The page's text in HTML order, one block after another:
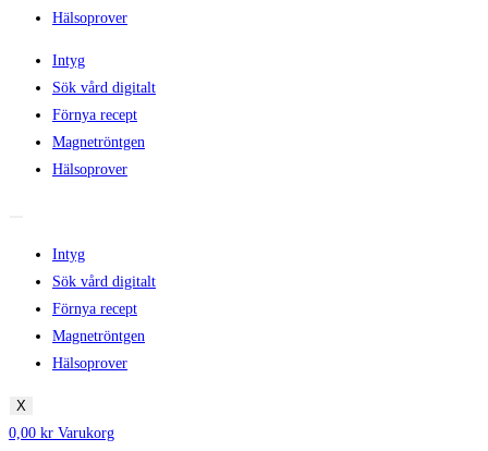
Hälsoprover
Intyg
Sök vård digitalt
Förnya recept
Magnetröntgen
Hälsoprover
Intyg
Sök vård digitalt
Förnya recept
Magnetröntgen
Hälsoprover
X
0,00 kr Varukorg